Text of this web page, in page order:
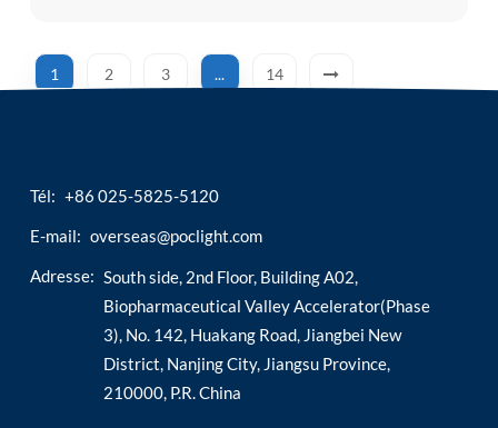
1 2 3 ... 14
Tél: +86 025-5825-5120
E-mail: overseas@poclight.com
Adresse: South side, 2nd Floor, Building A02,
Biopharmaceutical Valley Accelerator(Phase
3), No. 142, Huakang Road, Jiangbei New
District, Nanjing City, Jiangsu Province,
210000, P.R. China